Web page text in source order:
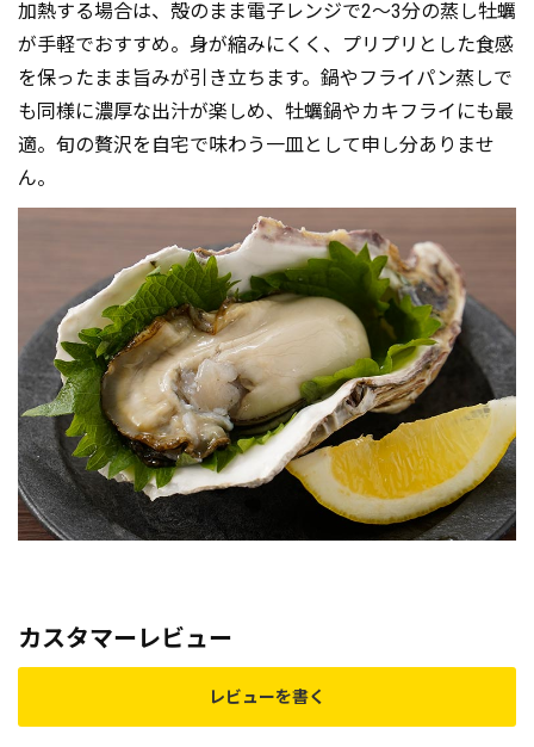
加熱する場合は、殻のまま電子レンジで2～3分の蒸し牡蠣
が手軽でおすすめ。身が縮みにくく、プリプリとした食感
を保ったまま旨みが引き立ちます。鍋やフライパン蒸しで
も同様に濃厚な出汁が楽しめ、牡蠣鍋やカキフライにも最
適。旬の贅沢を自宅で味わう一皿として申し分ありませ
ん。
カスタマーレビュー
レビューを書く